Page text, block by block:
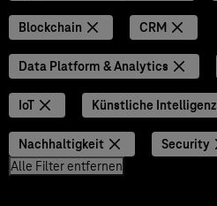
Blockchain CRM
Data Platform & Analytics
IoT Künstliche Intelligenz
Nachhaltigkeit
Security
Alle Filter entfernen